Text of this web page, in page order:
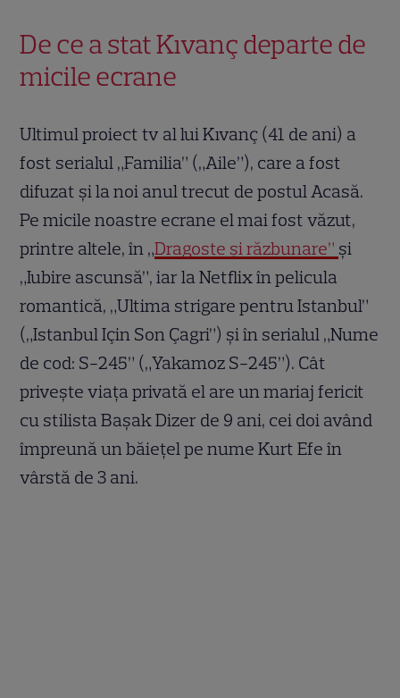
De ce a stat Kıvanç departe de
micile ecrane
Ultimul proiect tv al lui Kıvanç (41 de ani) a
fost serialul „Familia” („Aile”), care a fost
difuzat și la noi anul trecut de postul Acasă.
Pe micile noastre ecrane el mai fost văzut,
printre altele, în „Dragoste și răzbunare” și
„Iubire ascunsă”, iar la Netflix în pelicula
romantică, „Ultima strigare pentru Istanbul”
(„Istanbul Için Son Çagri”) și în serialul „Nume
de cod: S-245” („Yakamoz S-245”). Cât
privește viața privată el are un mariaj fericit
cu stilista Başak Dizer de 9 ani, cei doi având
împreună un băiețel pe nume Kurt Efe în
vârstă de 3 ani.